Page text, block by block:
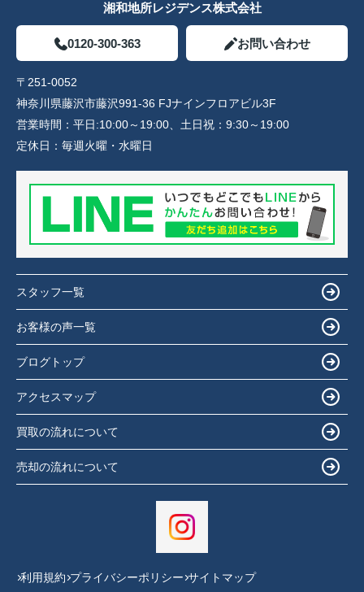
湘和地所レジデンス株式会社
0120-300-363 お問い合わせ
〒251-0052
神奈川県藤沢市藤沢991-36 FJナインフロアビル3F
営業時間： 平日:10:00～19:00、土日祝：9:30～19:00
定休日： 毎週火曜・水曜日
スタッフ一覧
お客様の声一覧
ブログトップ
アクセスマップ
買取の流れについて
売却の流れについて
利用規約 プライバシーポリシー サイトマップ